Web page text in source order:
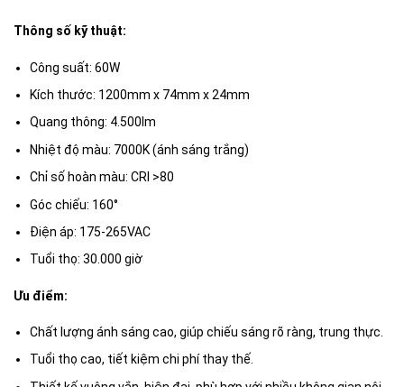
Thông số kỹ thuật:
Công suất: 60W
Kích thước: 1200mm x 74mm x 24mm
Quang thông: 4.500lm
Nhiệt độ màu: 7000K (ánh sáng trắng)
Chỉ số hoàn màu: CRI >80
Góc chiếu: 160°
Điện áp: 175-265VAC
Tuổi thọ: 30.000 giờ
Ưu điểm:
Chất lượng ánh sáng cao, giúp chiếu sáng rõ ràng, trung thực.
Tuổi thọ cao, tiết kiệm chi phí thay thế.